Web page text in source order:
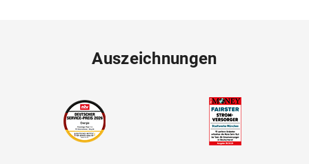
Auszeichnungen